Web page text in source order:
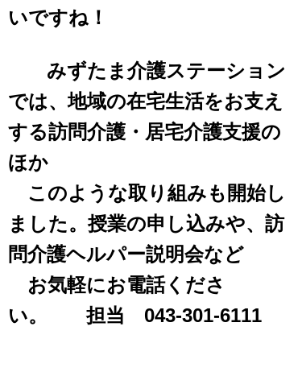
いですね！
みずたま介護ステーション
では、地域の在宅生活をお支え
する訪問介護・居宅介護支援の
ほか
このような取り組みも開始し
ました。授業の申し込みや、訪
問介護ヘルパー説明会など
お気軽にお電話くださ
い。 担当 043-301-6111